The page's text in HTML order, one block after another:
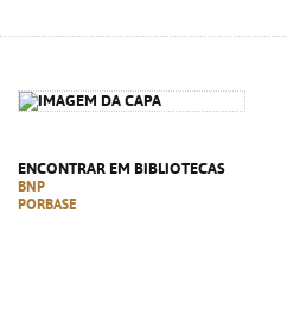
ENCONTRAR EM BIBLIOTECAS
BNP
PORBASE